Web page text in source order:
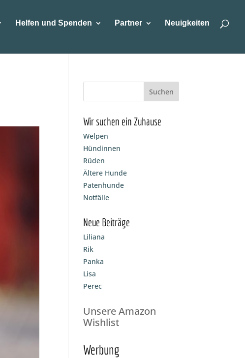
Helfen und Spenden Partner Neuigkeiten
Wir suchen ein Zuhause
Welpen
Hündinnen
Rüden
Ältere Hunde
Patenhunde
Notfälle
Neue Beiträge
Liliana
Rik
Panka
Lisa
Perec
Unsere Amazon
Wishlist
Werbung